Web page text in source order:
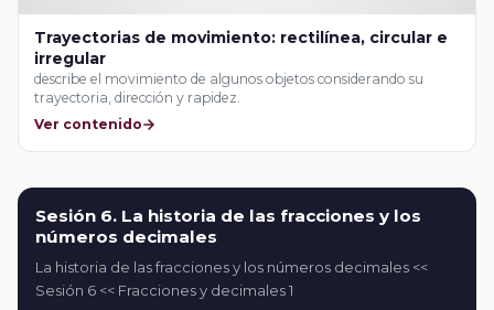
Trayectorias de movimiento: rectilínea, circular e
irregular
describe el movimiento de algunos objetos considerando su
trayectoria, dirección y rapidez.
Ver contenido
Sesión 6. La historia de las fracciones y los
números decimales
La historia de las fracciones y los números decimales <<
Sesión 6 << Fracciones y decimales 1